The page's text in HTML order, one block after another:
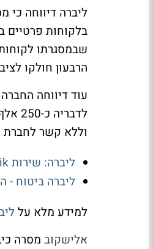
בלקוחות פרטיים
שבמסגרתו
הרבעון חולקו לציבור המבוטחים כ-9
וללא קשר לחברת הביטוח של
ליברה: שירות Chik הופך לזמין לכלל הנהגים ולא לצעירים בלבד
ליברה ביטוח
למידע מלא על
אלישקוב מסרה